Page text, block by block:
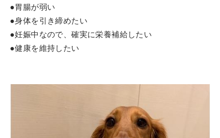
●胃腸が弱い
●身体を引き締めたい
●妊娠中なので、確実に栄養補給したい
●健康を維持したい